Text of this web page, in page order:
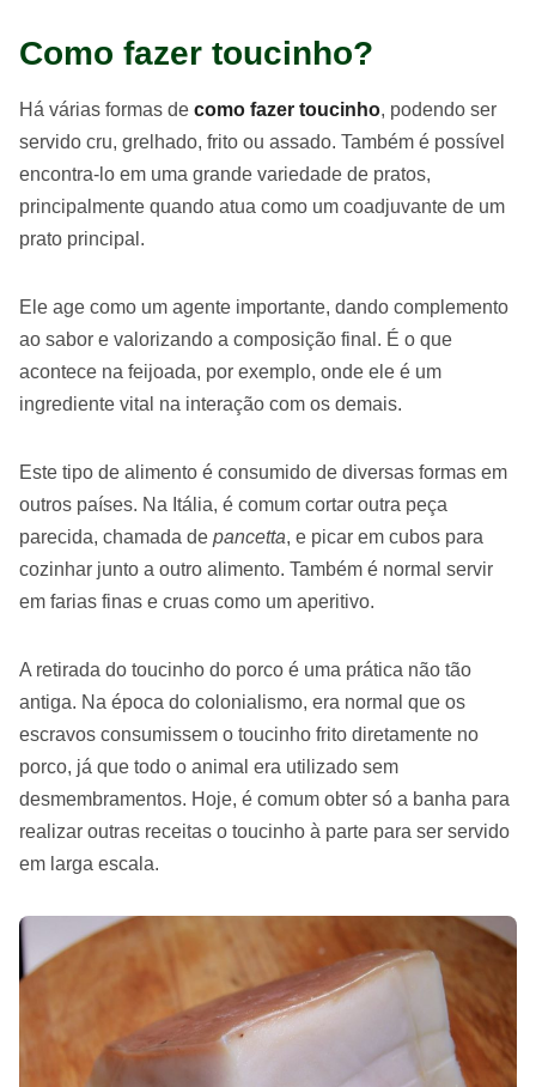
Como fazer toucinho?
Há várias formas de como fazer toucinho, podendo ser
servido cru, grelhado, frito ou assado. Também é possível
encontra-lo em uma grande variedade de pratos,
principalmente quando atua como um coadjuvante de um
prato principal.
Ele age como um agente importante, dando complemento
ao sabor e valorizando a composição final. É o que
acontece na feijoada, por exemplo, onde ele é um
ingrediente vital na interação com os demais.
Este tipo de alimento é consumido de diversas formas em
outros países. Na Itália, é comum cortar outra peça
parecida, chamada de pancetta, e picar em cubos para
cozinhar junto a outro alimento. Também é normal servir
em farias finas e cruas como um aperitivo.
A retirada do toucinho do porco é uma prática não tão
antiga. Na época do colonialismo, era normal que os
escravos consumissem o toucinho frito diretamente no
porco, já que todo o animal era utilizado sem
desmembramentos. Hoje, é comum obter só a banha para
realizar outras receitas o toucinho à parte para ser servido
em larga escala.